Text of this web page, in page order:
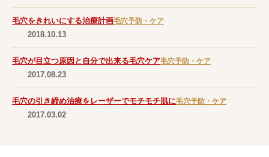
毛穴をきれいにする治療計画毛穴予防・ケア
2018.10.13
毛穴が目立つ原因と自分で出来る毛穴ケア毛穴予防・ケア
2017.08.23
毛穴の引き締め治療をレーザーでモチモチ肌に毛穴予防・ケア
2017.03.02